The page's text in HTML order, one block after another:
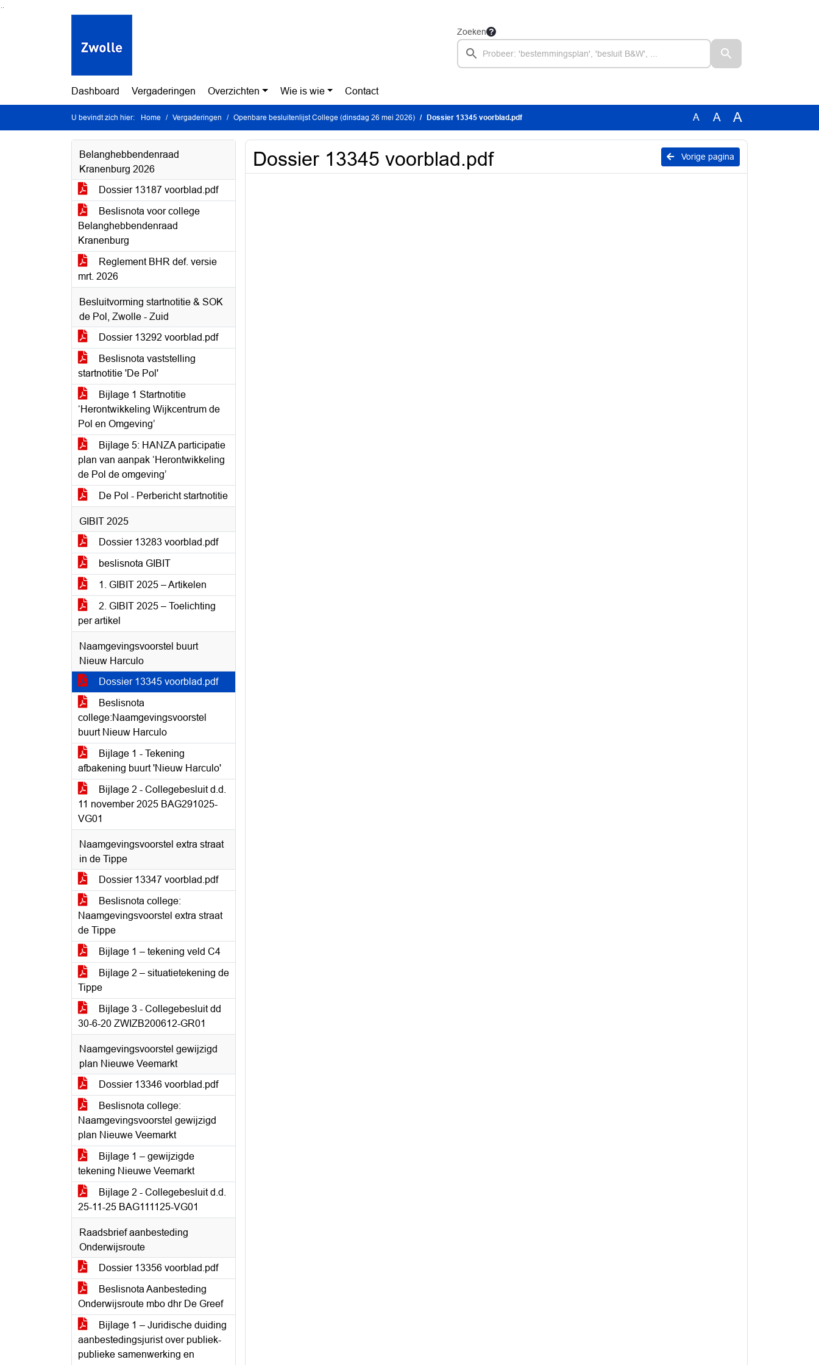
Ga naar de inhoud van deze pagina
Ga naar het zoeken
Ga naar het menu
Zoeken
Dashboard Vergaderingen Overzichten Wie is wie Contact
U bevindt zich hier: Home Vergaderingen Openbare besluitenlijst College (dinsdag 26 mei 2026) Dossier 13345 voorblad.pdf A A A
Belanghebbendenraad
Kranenburg 2026
Dossier 13187 voorblad.pdf
Beslisnota voor college
Belanghebbendenraad
Kranenburg
Reglement BHR def. versie
mrt. 2026
Besluitvorming startnotitie & SOK
de Pol, Zwolle - Zuid
Dossier 13292 voorblad.pdf
Beslisnota vaststelling
startnotitie 'De Pol'
Bijlage 1 Startnotitie
‘Herontwikkeling Wijkcentrum de
Pol en Omgeving’
Bijlage 5: HANZA participatie
plan van aanpak ‘Herontwikkeling
de Pol de omgeving’
De Pol - Perbericht startnotitie
GIBIT 2025
Dossier 13283 voorblad.pdf
beslisnota GIBIT
1. GIBIT 2025 – Artikelen
2. GIBIT 2025 – Toelichting
per artikel
Naamgevingsvoorstel buurt
Nieuw Harculo
Dossier 13345 voorblad.pdf
Beslisnota
college:Naamgevingsvoorstel
buurt Nieuw Harculo
Bijlage 1 - Tekening
afbakening buurt 'Nieuw Harculo'
Bijlage 2 - Collegebesluit d.d.
11 november 2025 BAG291025-
VG01
Naamgevingsvoorstel extra straat
in de Tippe
Dossier 13347 voorblad.pdf
Beslisnota college:
Naamgevingsvoorstel extra straat
de Tippe
Bijlage 1 – tekening veld C4
Bijlage 2 – situatietekening de
Tippe
Bijlage 3 - Collegebesluit dd
30-6-20 ZWIZB200612-GR01
Naamgevingsvoorstel gewijzigd
plan Nieuwe Veemarkt
Dossier 13346 voorblad.pdf
Beslisnota college:
Naamgevingsvoorstel gewijzigd
plan Nieuwe Veemarkt
Bijlage 1 – gewijzigde
tekening Nieuwe Veemarkt
Bijlage 2 - Collegebesluit d.d.
25-11-25 BAG111125-VG01
Raadsbrief aanbesteding
Onderwijsroute
Dossier 13356 voorblad.pdf
Beslisnota Aanbesteding
Onderwijsroute mbo dhr De Greef
Bijlage 1 – Juridische duiding
aanbestedingsjurist over publiek-
publieke samenwerking en
Vorige pagina
Dossier 13345 voorblad.pdf